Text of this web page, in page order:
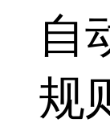
自
规